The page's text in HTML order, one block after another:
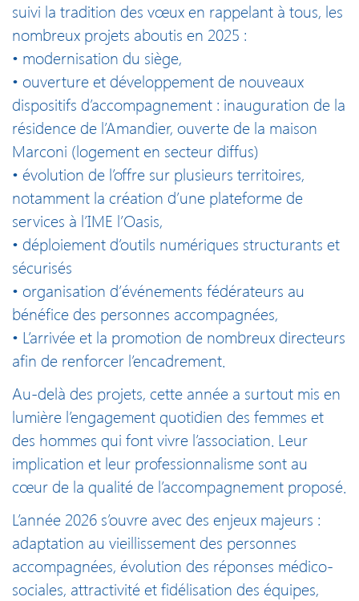
suivi la tradition des vœux en rappelant à tous, les
nombreux projets aboutis en 2025 :
• modernisation du siège,
• ouverture et développement de nouveaux
dispositifs d’accompagnement : inauguration de la
résidence de l’Amandier, ouverte de la maison
Marconi (logement en secteur diffus)
• évolution de l’offre sur plusieurs territoires,
notamment la création d’une plateforme de
services à l’IME l’Oasis,
• déploiement d’outils numériques structurants et
sécurisés
• organisation d’événements fédérateurs au
bénéfice des personnes accompagnées,
• L’arrivée et la promotion de nombreux directeurs
afin de renforcer l’encadrement.
Au-delà des projets, cette année a surtout mis en
lumière l’engagement quotidien des femmes et
des hommes qui font vivre l’association. Leur
implication et leur professionnalisme sont au
cœur de la qualité de l’accompagnement proposé.
L’année 2026 s’ouvre avec des enjeux majeurs :
adaptation au vieillissement des personnes
accompagnées, évolution des réponses médico-
sociales, attractivité et fidélisation des équipes,